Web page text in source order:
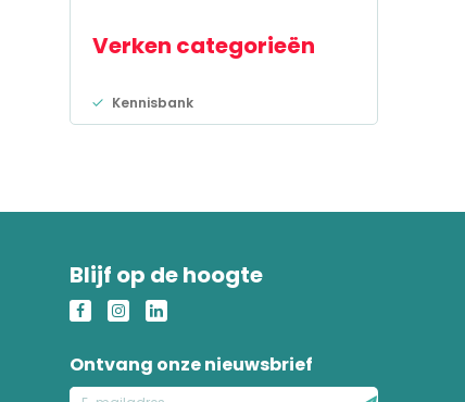
Verken categorieën
Kennisbank
Blijf op de hoogte
Ontvang onze nieuwsbrief